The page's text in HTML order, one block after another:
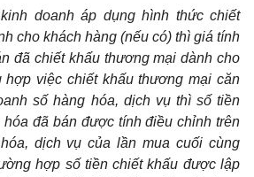
doanh áp dụng hình thức chiết
cho khách hàng (nếu có) thì giá tính
đã chiết khấu thương mại dành cho
hợp việc chiết khấu thương mại căn
số hàng hóa, dịch vụ thì số tiền
đã bán được tính điều chỉnh trên
dịch vụ của lần mua cuối cùng
hợp số tiền chiết khấu được lập